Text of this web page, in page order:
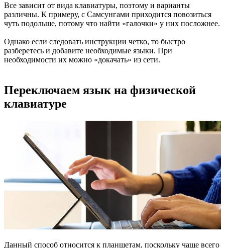
Все зависит от вида клавиатуры, поэтому и варианты
различны. К примеру, с Самсунгами приходится повозиться
чуть подольше, потому что найти «галочки» у них посложнее.
Однако если следовать инструкции четко, то быстро
разберетесь и добавите необходимые языки. При
необходимости их можно «докачать» из сети.
Переключаем язык на физической
клавиатуре
Данный способ относится к планшетам, поскольку чаще всего